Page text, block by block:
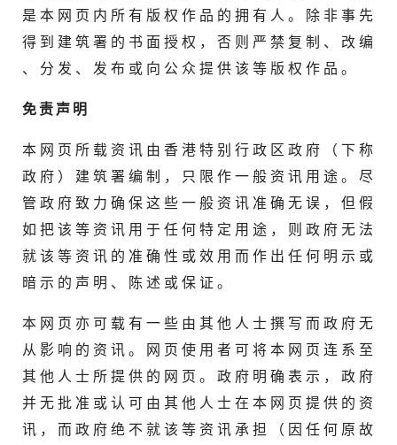
是 本 网 页 内 所 有 版 权 作 品 的 拥 有 人 。 除 非 事 先
得 到 建 筑 署 的 书 面 授 权 ， 否 则 严 禁 复 制 、 改 编
、 分 发 、 发 布 或 向 公 众 提 供 该 等 版 权 作 品 。
免 责 声 明
本 网 页 所 载 资 讯 由 香 港 特 别 行 政 区 政 府 （ 下 称
政 府 ） 建 筑 署 编 制 ， 只 限 作 一 般 资 讯 用 途 。 尽
管 政 府 致 力 确 保 这 些 一 般 资 讯 准 确 无 误 ， 但 假
如 把 该 等 资 讯 用 于 任 何 特 定 用 途 ， 则 政 府 无 法
就 该 等 资 讯 的 准 确 性 或 效 用 而 作 出 任 何 明 示 或
暗 示 的 声 明 、 陈 述 或 保 证 。
本 网 页 亦 可 载 有 一 些 由 其 他 人 士 撰 写 而 政 府 无
从 影 响 的 资 讯 。 网 页 使 用 者 可 将 本 网 页 连 系 至
其 他 人 士 所 提 供 的 网 页 。 政 府 明 确 表 示 ， 政 府
并 无 批 准 或 认 可 由 其 他 人 士 在 本 网 页 提 供 的 资
讯 ， 而 政 府 绝 不 就 该 等 资 讯 承 担 （ 因 任 何 原 故